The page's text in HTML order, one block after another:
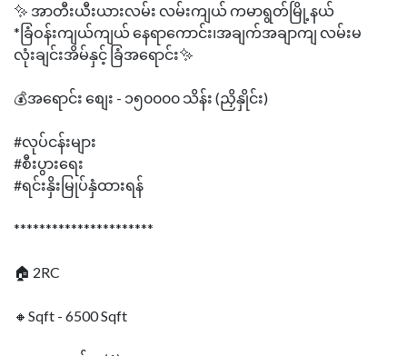
✨ အာတီးယီးယားလမ်း လမ်းကျယ် ကမာရွတ်မြို့နယ်
*ခြံဝန်းကျယ်ကျယ် နေရာကောင်း၊အချက်အချာကျ လမ်းမ
လုံးချင်းအိမ်နှင့် ခြံအရောင်း✨
💰အရောင်း စျေး - ၁၅၀၀၀၀ သိန်း (ညှိနှိုင်း)
#လုပ်ငန်းများ
#စီးပွားရေး
#ရင်းနှိးမြုပ်နှံထားရန်
**********************
🏠 2RC
🔸Sqft - 6500 Sqft